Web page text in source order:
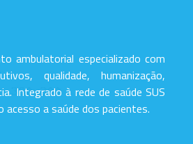
ambulatorial especializado com
qualidade, humanização,
Integrado à rede de saúde SUS
acesso a saúde dos pacientes.